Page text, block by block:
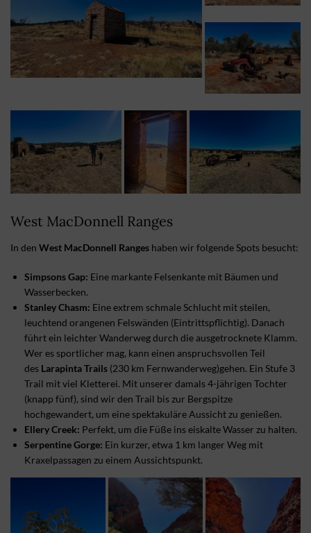
West MacDonnell Ranges
In den West MacDonnell Ranges haben wir folgende Spots besucht:
Simpsons Gap: Eine markante Felsenkante mit Bäumen und
Wasserbecken.
Stanley Chasm: Eine extrem schmale Schlucht mit steilen,
leuchtend orangenen Felswänden (Eintrittspflichtig). Danach
führt ein leichter Wanderweg durch die ausgetrocknete Klamm.
Wer es sportlicher mag, kann einen anspruchsvollen Teil
des Larapinta Trails (230 km Fernwanderweg)gehen. Ein Stufe 3
Trail mit viel Kletterei. Mit unserer damals 4-jährigen Tochter
(knapp fünf), sind wir den Trail bis zur Bergspitze
hochgewandert, um eine spektakuläre Aussicht zu genießen.
Ellery Creek: Perfekt, um die Füße ins eiskalte Wasser zu halten.
Serpentine Gorge: Ein kurzer, etwa 1 km langer Weg mit
Kraxelpassagen zu einem Aussichtspunkt.